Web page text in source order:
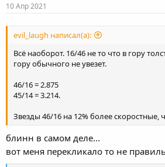
10 Апр 2021
evil_laugh написал(а):
Всё наоборот. 16/46 не то что в гору
гору обычного не увезет.
46/16 = 2.875
45/14 = 3.214.
Звезды 46/16 на 12% более скоростные,
блинн в самом деле...
вот меня перекликало то не